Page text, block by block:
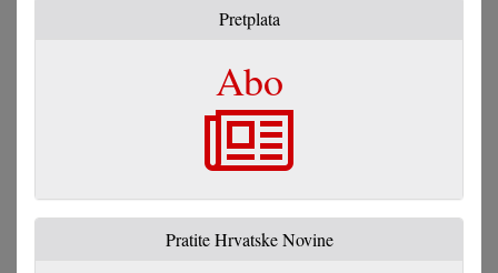
Pretplata
Abo
Pratite Hrvatske Novine